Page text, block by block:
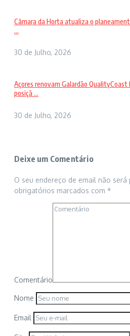
Câmara da Horta atualiza o
...
30 de Julho, 2026
Açores renovam Galardão
posiçã ...
30 de Julho, 2026
Deixe um Comentário
O seu endereço de email não será
obrigatórios marcados com *
Comentário
Nome
Email